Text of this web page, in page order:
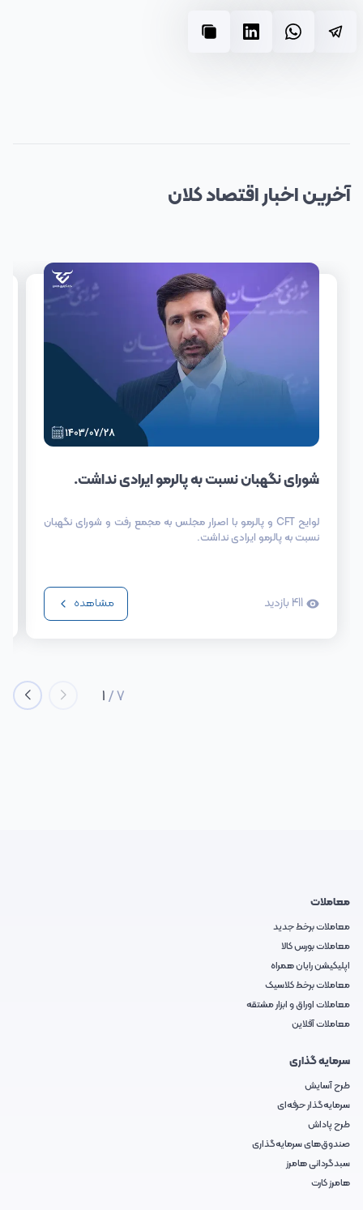
آخریناخباراقتصاد کلان
شورای نگهبان نسبت به پالرمو ایرادی نداشت.
لوایح CFT و پالرمو با اصرار مجلس به مجمع رفت و شورای نگهبان
نسبت به پالرمو ایرادی نداشت.
411 بازدید مشاهده
1/7
معاملات
معاملات برخط جدید
معاملات بورس کالا
اپلیکیشن رایان همراه
معاملات برخط کلاسیک
معاملات اوراق و ابزار مشتقه
معاملات آفلاین
سرمایه گذاری
طرح آسایش
سرمایه‌گذار حرفه‌ای
طرح پاداش
صندوق‌های سرمایه‌گذاری
سبدگردانی هامرز
هامرز کارت